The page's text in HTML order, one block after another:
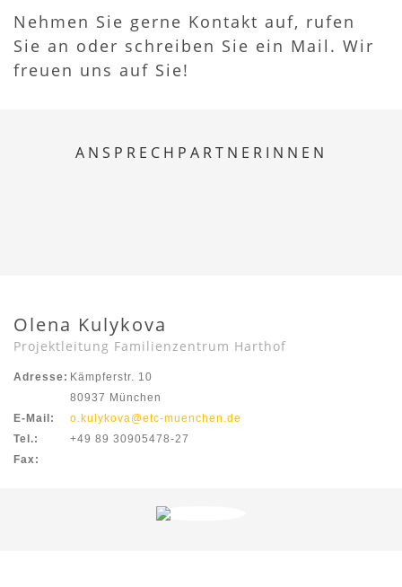
Nehmen Sie gerne Kontakt auf, rufen
Sie an oder schreiben Sie ein Mail. Wir
freuen uns auf Sie!
ANSPRECHPARTNERINNEN
Olena Kulykova
Projektleitung Familienzentrum Harthof
Adresse: Kämpferstr. 10
80937 München
E-Mail:
o.kulykova@etc-muenchen.de
Tel.:
+49 89 30905478-27
Fax: